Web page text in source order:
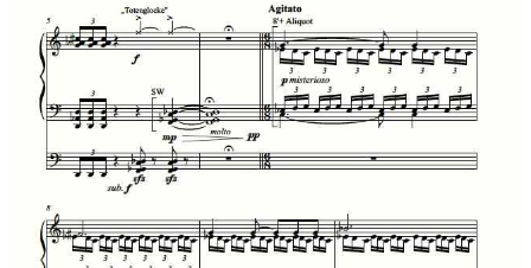
Uraufführung Interpreten:
Johannes Quack, im Rahmen der
Uraufführung der gesamten Orgelsinfonie Nr. 16 MARTIN
LUTHER